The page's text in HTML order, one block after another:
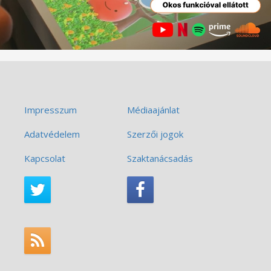
Impresszum
Médiaajánlat
Adatvédelem
Szerzői jogok
Kapcsolat
Szaktanácsadás